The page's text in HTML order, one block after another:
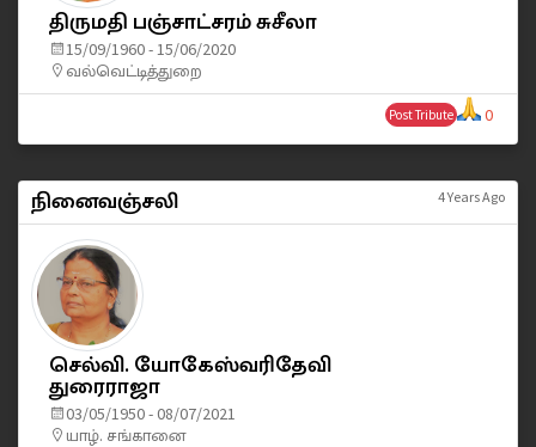
திருமதி பஞ்சாட்சரம் சுசீலா
15/09/1960 - 15/06/2020
வல்வெட்டித்துறை
0
Post Tribute
நினைவஞ்சலி 4 Years Ago
செல்வி. யோகேஸ்வரிதேவி
துரைராஜா
03/05/1950 - 08/07/2021
யாழ். சங்கானை